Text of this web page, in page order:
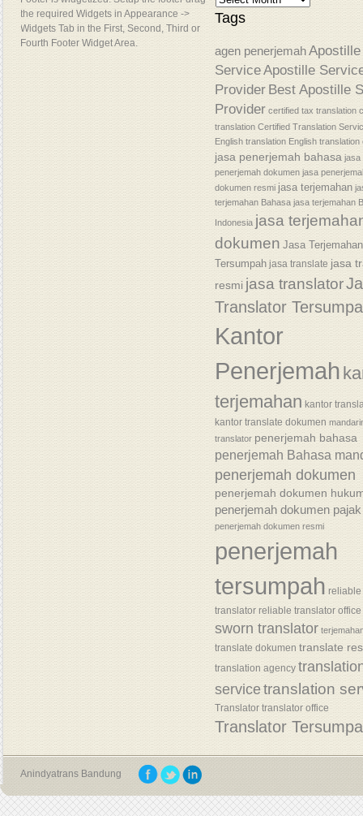
the required Widgets in Appearance ->
Widgets Tab in the First, Second, Third or
Fourth Footer Widget Area.
Tags
agen penerjemah Apostille
ServiceApostille
Provider Best Apostille
Provider certified tax translation
translation Certified Translation
English translation English
jasa penerjemah bahasa jasa
penerjemah dokumen jasa
dokumen resmi jasa terjemahan
terjemahan Bahasa jasa terjemahan
Indonesia jasa
dokumen Jasa Terjemahan
Tersumpah jasa translate jasa
resmi jasa translator
Translator
Kantor
Penerjemah
terjemahan kantor
kantor translate dokumen
translator penerjemah bahasa
penerjemah Bahasa
penerjemah dokumen
penerjemah dokumen
penerjemah dokumen pajak
penerjemah dokumen resmi
penerjemah
tersumpah reliable
translator reliable translator office
sworn translator
translate dokumen translate
translation agency
servicetranslation
Translator translator office
Translator
Anindyatrans Bandung